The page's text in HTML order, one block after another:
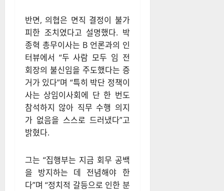
반면, 의협은 면직 결정이 불가
피한 조치였다고 설명했다. 박
종혁 총무이사는 B 언론과의 인
터뷰에서 “두 사람 모두 임 전
회장의 불신임을 주도했다는 증
거가 있다”며 “특히 박단 정책이
사는 상임이사회에 단 한 번도
참석하지 않아 직무 수행 의지
가 없음을 스스로 드러냈다”고
밝혔다.
그는 “집행부는 지금 회무 공백
을 방지하는 데 전념해야 한
다”며 “정치적 갈등으로 인한 분